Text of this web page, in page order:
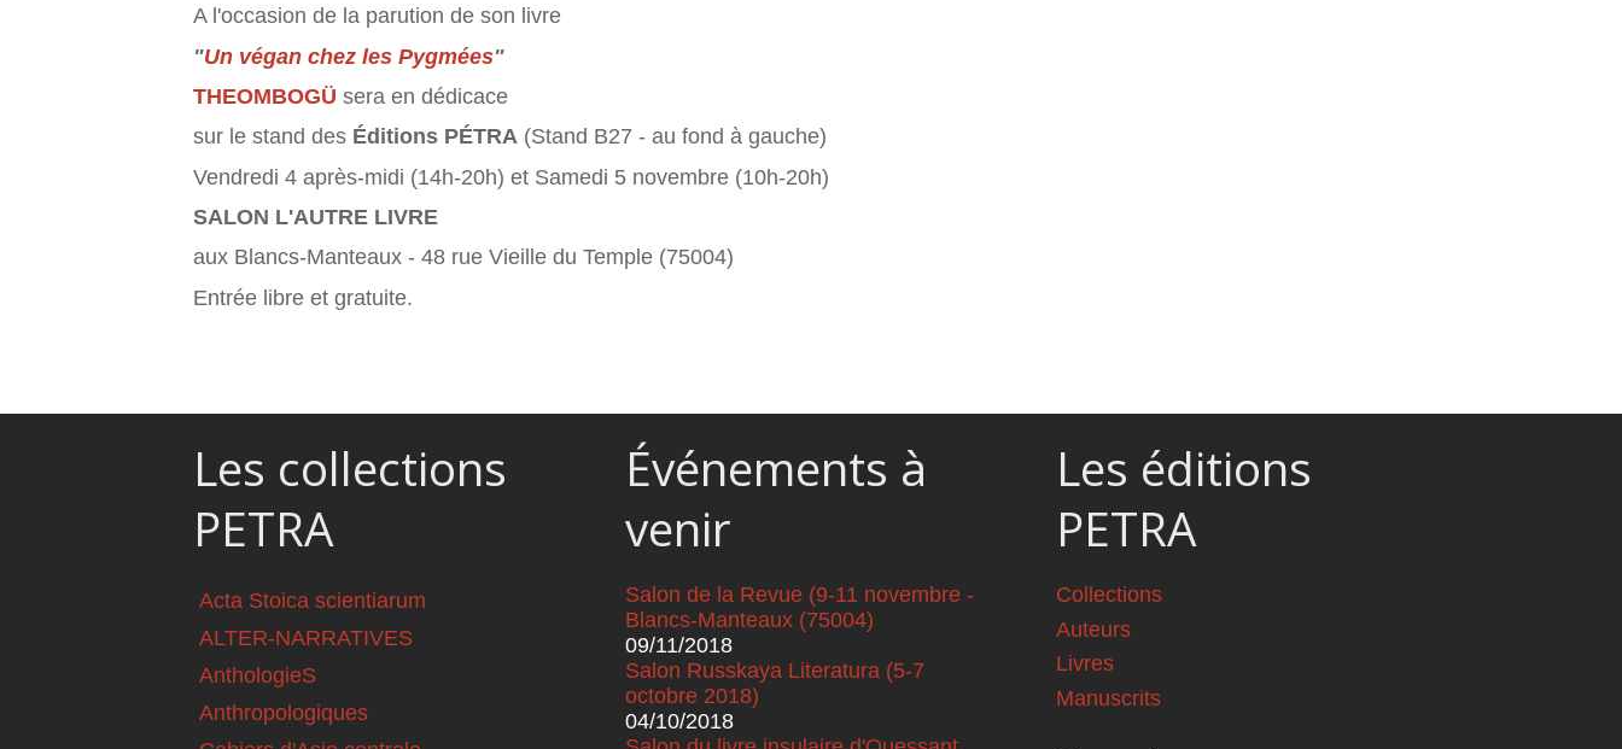
A l'occasion de la parution de son livre
"Un végan chez les Pygmées"
THEOMBOGÜ sera en dédicace
sur le stand des Éditions PÉTRA (Stand B27 - au fond à gauche)
Vendredi 4 après-midi (14h-20h) et Samedi 5 novembre (10h-20h)
SALON L'AUTRE LIVRE
aux Blancs-Manteaux - 48 rue Vieille du Temple (75004)
Entrée libre et gratuite.
Les collections
PETRA
Acta Stoica scientiarum
ALTER-NARRATIVES
AnthologieS
Anthropologiques
Événements à
venir
Salon de la Revue (9-11 novembre -
Blancs-Manteaux (75004)
09/11/2018
Salon Russkaya Literatura (5-7
octobre 2018)
04/10/2018
Les éditions
PETRA
Collections
Auteurs
Livres
Manuscrits